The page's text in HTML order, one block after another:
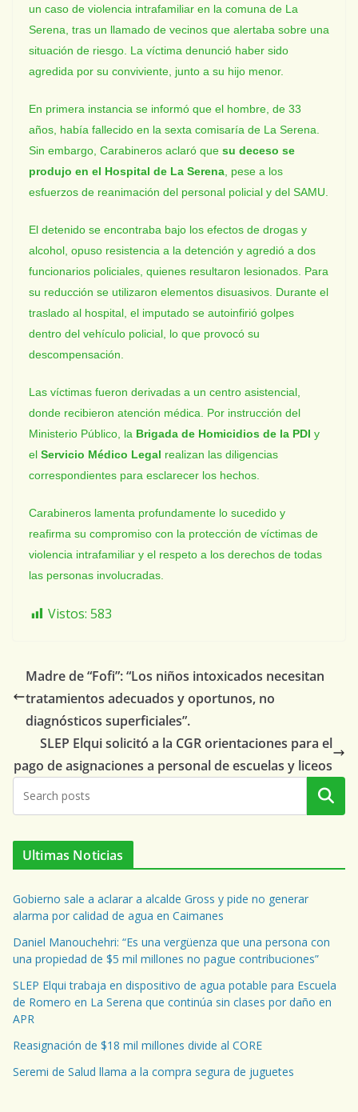
un caso de violencia intrafamiliar en la comuna de La
Serena, tras un llamado de vecinos que alertaba sobre una
situación de riesgo. La víctima denunció haber sido
agredida por su conviviente, junto a su hijo menor.
En primera instancia se informó que el hombre, de 33
años, había fallecido en la sexta comisaría de La Serena.
Sin embargo, Carabineros aclaró que su deceso se
produjo en el Hospital de La Serena, pese a los
esfuerzos de reanimación del personal policial y del SAMU.
El detenido se encontraba bajo los efectos de drogas y
alcohol, opuso resistencia a la detención y agredió a dos
funcionarios policiales, quienes resultaron lesionados. Para
su reducción se utilizaron elementos disuasivos. Durante el
traslado al hospital, el imputado se autoinfirió golpes
dentro del vehículo policial, lo que provocó su
descompensación.
Las víctimas fueron derivadas a un centro asistencial,
donde recibieron atención médica. Por instrucción del
Ministerio Público, la Brigada de Homicidios de la PDI y
el Servicio Médico Legal realizan las diligencias
correspondientes para esclarecer los hechos.
Carabineros lamenta profundamente lo sucedido y
reafirma su compromiso con la protección de víctimas de
violencia intrafamiliar y el respeto a los derechos de todas
las personas involucradas.
Vistos: 583
Madre de “Fofi”: “Los niños intoxicados necesitan
tratamientos adecuados y oportunos, no
diagnósticos superficiales”.
SLEP Elqui solicitó a la CGR orientaciones para el
pago de asignaciones a personal de escuelas y liceos
Buscar
Ultimas Noticias
Gobierno sale a aclarar a alcalde Gross y pide no generar
alarma por calidad de agua en Caimanes
Daniel Manouchehri: “Es una vergüenza que una persona con
una propiedad de $5 mil millones no pague contribuciones”
SLEP Elqui trabaja en dispositivo de agua potable para Escuela
de Romero en La Serena que continúa sin clases por daño en
APR
Reasignación de $18 mil millones divide al CORE
Seremi de Salud llama a la compra segura de juguetes